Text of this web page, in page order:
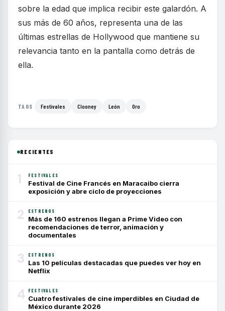
sobre la edad que implica recibir este galardón. A
sus más de 60 años, representa una de las
últimas estrellas de Hollywood que mantiene su
relevancia tanto en la pantalla como detrás de
ella.
TAGS Festivales Clooney León Oro
RECIENTES
1 FESTIVALES
Festival de Cine Francés en Maracaibo cierra
exposición y abre ciclo de proyecciones
2 ESTRENOS
Más de 160 estrenos llegan a Prime Video con
recomendaciones de terror, animación y
documentales
3 ESTRENOS
Las 10 películas destacadas que puedes ver hoy en
Netflix
4 FESTIVALES
Cuatro festivales de cine imperdibles en Ciudad de
México durante 2026